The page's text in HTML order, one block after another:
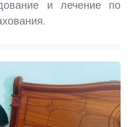
и лечение по